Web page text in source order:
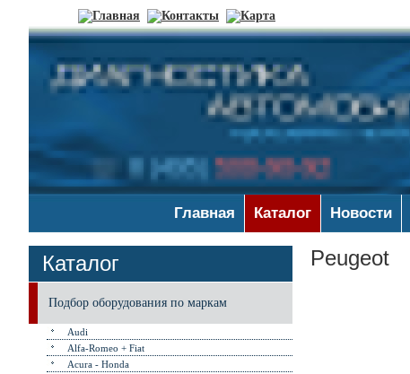
Главная Каталог Новости
Каталог
Подбор оборудования по маркам
Audi
Alfa-Romeo + Fiat
Acura - Honda
Peugeot